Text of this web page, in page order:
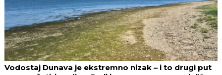
Vodostaj Dunava je ekstremno nizak – i to drugi put